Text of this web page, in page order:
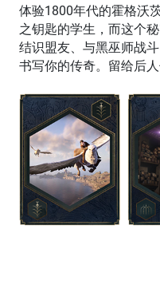
体验1800年代的霍格沃
之钥匙的学生，而这个
结识盟友、与黑巫师战
书写你的传奇。留给后人